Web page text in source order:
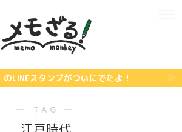
のLINEスタンプがついにでたよ！
― TAG ―
江戸時代